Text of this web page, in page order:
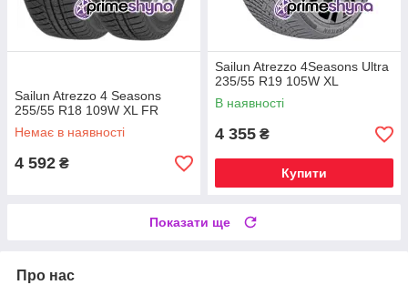
Sailun Atrezzo 4 Seasons
255/55 R18 109W XL FR
Немає в наявності
4 592 ₴
Sailun Atrezzo 4Seasons Ultra
235/55 R19 105W XL
В наявності
4 355 ₴
Купити
Показати ще
Про нас